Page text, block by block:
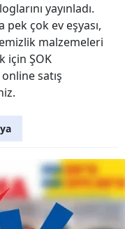
yayınladı.
çok ev eşyası,
malzemeleri
için ŞOK
satış